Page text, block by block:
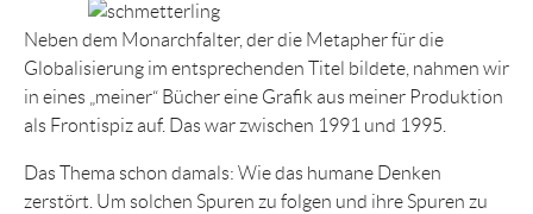
Neben dem Monarchfalter, der die Metapher für die
Globalisierung im entsprechenden Titel bildete, nahmen wir
in eines „meiner“ Bücher eine Grafik aus meiner Produktion
als Frontispiz auf. Das war zwischen 1991 und 1995.
Das Thema schon damals: Wie das humane Denken
zerstört. Um solchen Spuren zu folgen und ihre Spuren zu